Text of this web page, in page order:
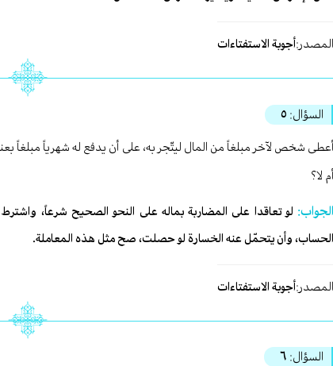
المصدر:أجوبة الاستفتاءات
السؤال: ٥
أعطى شخص لآخر مبلغاً من المال ليتّجر به، على أن يدفع له شهرياً مبلغاً
أم لا؟
الجواب: لو تعاقدا على المضاربة بماله على النحو الصحيح شرعاً،
الحساب، وأن يتحمّل عنه الخسارة لو حصلت، صح مثل هذه المعاملة.
المصدر:أجوبة الاستفتاءات
السؤال: ٦